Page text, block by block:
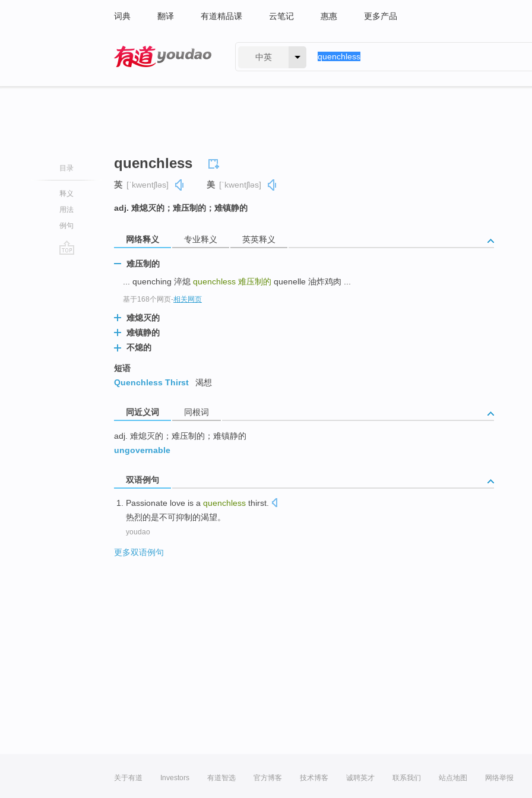
词典 翻译 有道精品课 云笔记 惠惠 更多产品
中英
目录
释义
用法
例句
quenchless
英 [ˈkwentʃləs] 美 [ˈkwentʃləs]
adj. 难熄灭的；难压制的；难镇静的
网络释义 专业释义 英英释义
难压制的
... quenching 淬熄 quenchless 难压制的 quenelle 油炸鸡肉 ...
基于168个网页-相关网页
难熄灭的
难镇静的
不熄的
短语
Quenchless Thirst
渴想
同近义词 同根词
adj. 难熄灭的；难压制的；难镇静的
ungovernable
双语例句
Passionate love is a quenchless thirst.
热烈的是不可抑制的渴望。
youdao
更多双语例句
关于有道 Investors 有道智选 官方博客 技术博客 诚聘英才 联系我们 站点地图 网络举报